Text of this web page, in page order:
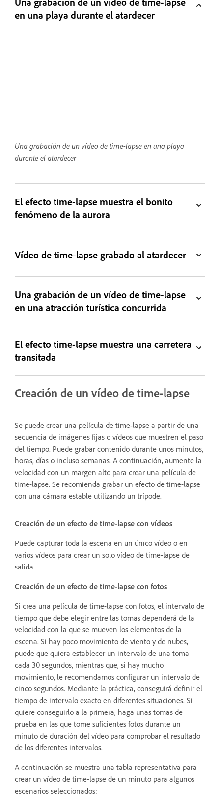
en una playa durante el atardecer
Una grabación de un vídeo de time-lapse en una playa
durante el atardecer
El efecto time-lapse muestra el bonito
fenómeno de la aurora
Vídeo de time-lapse grabado al atardecer
Una grabación de un vídeo de time-lapse
en una atracción turística concurrida
El efecto time-lapse muestra una carretera
transitada
Creación de un vídeo de time-lapse
Se puede crear una película de time-lapse a partir de una
secuencia de imágenes fijas o vídeos que muestren el paso
del tiempo. Puede grabar contenido durante unos minutos,
horas, días o incluso semanas. A continuación, aumente la
velocidad con un margen alto para crear una película de
time-lapse. Se recomienda grabar un efecto de time-lapse
con una cámara estable utilizando un trípode.
Creación de un efecto de time-lapse con vídeos
Puede capturar toda la escena en un único vídeo o en
varios vídeos para crear un solo vídeo de time-lapse de
salida.
Creación de un efecto de time-lapse con fotos
Si crea una película de time-lapse con fotos, el intervalo de
tiempo que debe elegir entre las tomas dependerá de la
velocidad con la que se mueven los elementos de la
escena. Si hay poco movimiento de viento y de nubes,
puede que quiera establecer un intervalo de una toma
cada 30 segundos, mientras que, si hay mucho
movimiento, le recomendamos configurar un intervalo de
cinco segundos. Mediante la práctica, conseguirá definir el
tiempo de intervalo exacto en diferentes situaciones. Si
quiere conseguirlo a la primera, haga unas tomas de
prueba en las que tome suficientes fotos durante un
minuto de duración del vídeo para comprobar el resultado
de los diferentes intervalos.
A continuación se muestra una tabla representativa para
crear un vídeo de time-lapse de un minuto para algunos
escenarios seleccionados: